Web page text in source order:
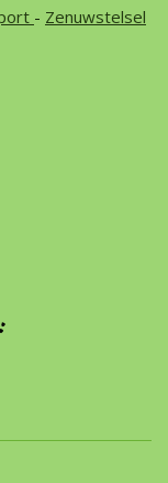
- Zenuwstelsel